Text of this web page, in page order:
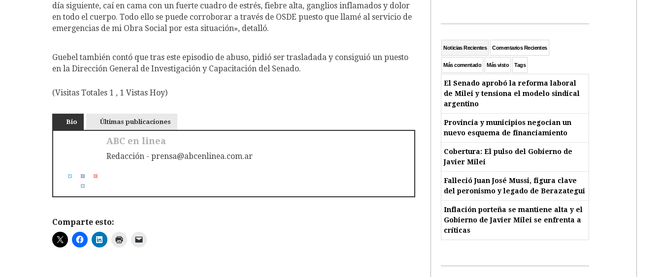
día siguiente, caí en cama con un fuerte cuadro de estrés, fiebre alta, ganglios inflamados y dolor
en todo el cuerpo. Todo ello se puede corroborar a través de OSDE puesto que llamé al servicio de
emergencias de mi Obra Social por esta situación», detalló.
Guebel también contó que tras este episodio de abuso, pidió ser trasladada y consiguió un puesto
en la Dirección General de Investigación y Capacitación del Senado.
(Visitas Totales 1 , 1 Vistas Hoy)
Bio Últimas publicaciones
ABC en linea
Redacción - prensa@abcenlinea.com.ar
Comparte esto:
Noticias Recientes Comentarios Recientes
Más comentado Más visto Tags
El Senado aprobó la reforma laboral
de Milei y tensiona el modelo sindical
argentino
Provincia y municipios negocian un
nuevo esquema de financiamiento
Cobertura: El pulso del Gobierno de
Javier Milei
Falleció Juan José Mussi, figura clave
del peronismo y legado de Berazategui
Inflación porteña se mantiene alta y el
Gobierno de Javier Milei se enfrenta a
críticas